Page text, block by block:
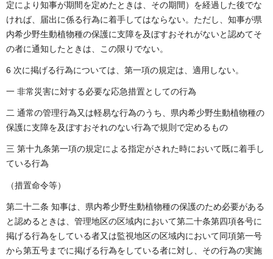
定により知事が期間を定めたときは、その期間）を経過した後でな
ければ、届出に係る行為に着手してはならない。ただし、知事が県
内希少野生動植物種の保護に支障を及ぼすおそれがないと認めてそ
の者に通知したときは、この限りでない。
6 次に掲げる行為については、第一項の規定は、適用しない。
一 非常災害に対する必要な応急措置としての行為
二 通常の管理行為又は軽易な行為のうち、県内希少野生動植物種の
保護に支障を及ぼすおそれのない行為で規則で定めるもの
三 第十九条第一項の規定による指定がされた時において既に着手し
ている行為
（措置命令等）
第二十二条 知事は、県内希少野生動植物種の保護のため必要がある
と認めるときは、管理地区の区域内において第二十条第四項各号に
掲げる行為をしている者又は監視地区の区域内において同項第一号
から第五号までに掲げる行為をしている者に対し、その行為の実施